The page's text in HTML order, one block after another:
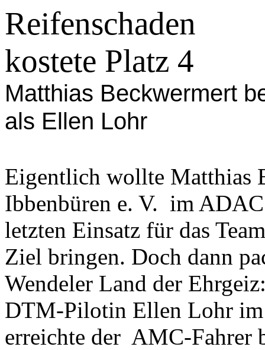
Reifenschaden
kostete Platz 4
Matthias Beckwermert
als Ellen Lohr
Eigentlich wollte Matthias
Ibbenbüren e. V. im ADAC
letzten Einsatz für das
Ziel bringen. Doch dann
Wendeler Land der
DTM-Pilotin Ellen Lohr im
erreichte der AMC-Fahrer